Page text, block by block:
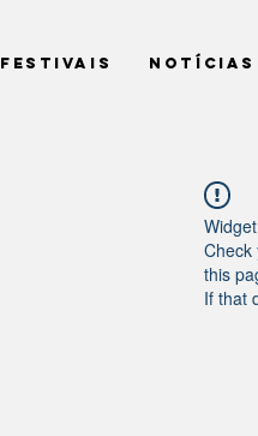
Festivais Notícias
Check
this
If that